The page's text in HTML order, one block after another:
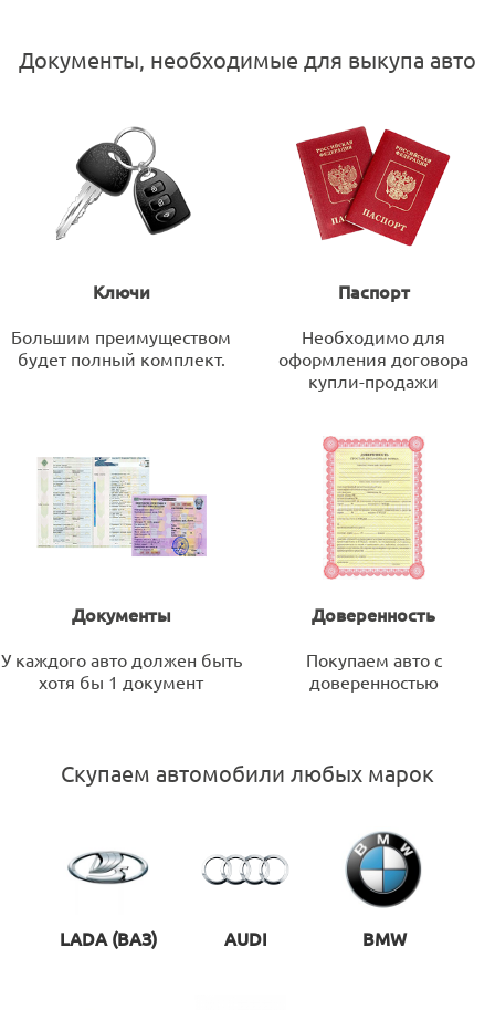
Документы, необходимые для выкупа авто
Ключи
Большим преимуществом
будет полный комплект.
Паспорт
Необходимо для
оформления договора
купли-продажи
Документы
У каждого авто должен быть
хотя бы 1 документ
Доверенность
Покупаем авто с
доверенностью
Скупаем автомобили любых марок
LADA (ВАЗ) AUDI BMW